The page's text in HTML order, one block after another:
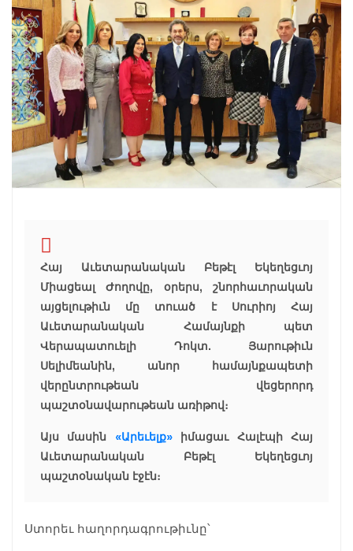
Հայ Աւետարանական Բեթէլ Եկեղեցւոյ
Միացեալ Ժողովը, օրերս, շնորհաւորական
այցելութիւն մը տուած է Սուրիոյ Հայ
Աւետարանական Համայնքի պետ
Վերապատուելի Դոկտ. Յարութիւն
Սելիմեանին, անոր համայնքապետի
վերընտրութեան վեցերորդ
պաշտօնավարութեան առիթով։
Այս մասին «Արեւելք»իմացաւ Հալէպի Հայ
Աւետարանական Բեթէլ Եկեղեցւոյ
պաշտօնական էջէն։
Ստորեւ հաղորդագրութիւնը՝